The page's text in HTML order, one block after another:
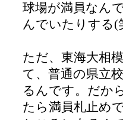
球場が満員なん
んでいたりする(
ただ、東海大相
て、普通の県立
るんです。だか
たら満員札止め